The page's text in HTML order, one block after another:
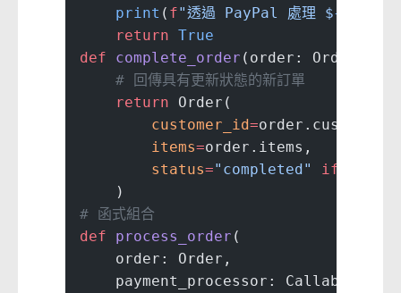
    print
( f"透過 PayPal 處理 ${
    return
True
def complete_order (order: Order,
    # 回傳具有更新狀態的新訂單
    return
Order(
        customer_id
=
        items
=order.items,
        status
="completed" if
    )
# 函式組合
def process_order (
    order: Order,
    payment_processor: Callable[[